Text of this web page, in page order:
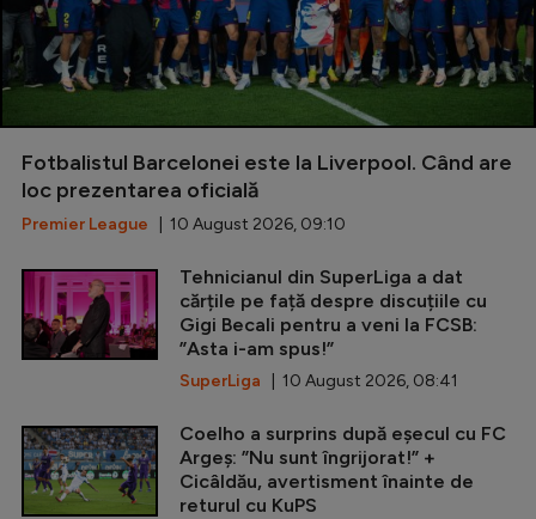
Fotbalistul Barcelonei este la Liverpool. Când are
loc prezentarea oficială
Premier League | 10 August 2026, 09:10
Tehnicianul din SuperLiga a dat
cărțile pe față despre discuțiile cu
Gigi Becali pentru a veni la FCSB:
”Asta i-am spus!”
SuperLiga | 10 August 2026, 08:41
Coelho a surprins după eșecul cu FC
Argeș: ”Nu sunt îngrijorat!” +
Cicâldău, avertisment înainte de
returul cu KuPS